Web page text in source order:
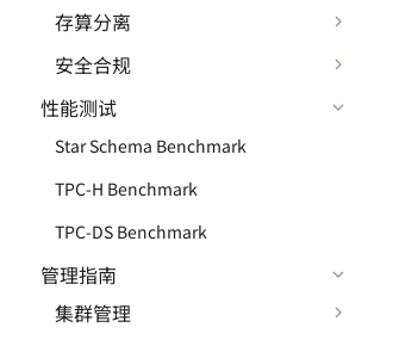
存算分离
安全合规
性能测试
Star Schema Benchmark
TPC-H Benchmark
TPC-DS Benchmark
管理指南
集群管理